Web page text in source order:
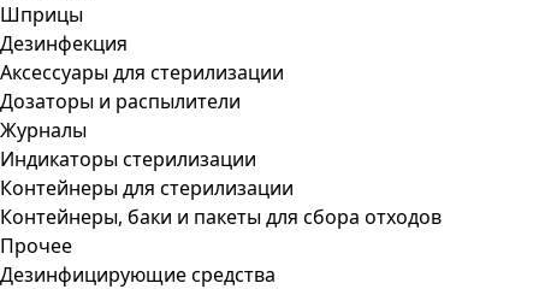
Шприцы
Дезинфекция
Аксессуары для стерилизации
Дозаторы и распылители
Журналы
Индикаторы стерилизации
Контейнеры для стерилизации
Контейнеры, баки и пакеты для сбора отходов
Прочее
Дезинфицирующие средства